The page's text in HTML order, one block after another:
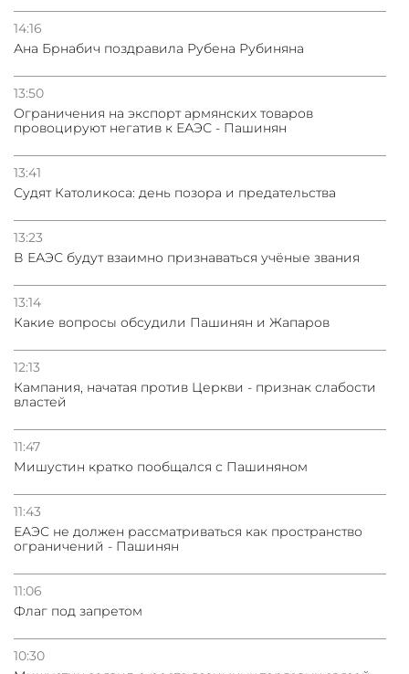
14:16
Ана Брнабич поздравила Рубена Рубиняна
13:50
Oграничения на экспорт армянских товаров
провоцируют негатив к ЕАЭС - Пашинян
13:41
Судят Католикоса: день позора и предательства
13:23
В ЕАЭС будут взаимно признаваться учёные звания
13:14
Какие вопросы обсудили Пашинян и Жапаров
12:13
Кампания, начатая против Церкви - признак слабости
властей
11:47
Мишустин кратко пообщался с Пашиняном
11:43
ЕАЭС не должен рассматриваться как пространство
ограничений - Пашинян
11:06
Флаг под запретом
10:30